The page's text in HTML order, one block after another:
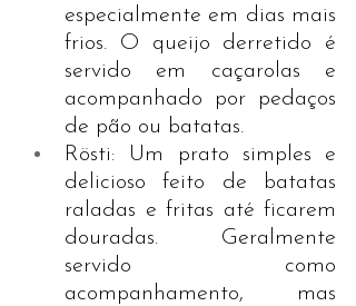
especialmente em dias mais
frios. O queijo derretido é
servido em caçarolas e
acompanhado por pedaços
de pão ou batatas.
Rösti: Um prato simples e
delicioso feito de batatas
raladas e fritas até ficarem
douradas. Geralmente
servido como
acompanhamento, mas